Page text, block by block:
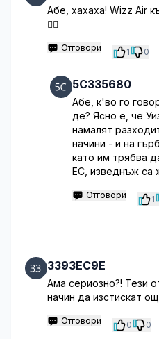
Абе, хахаха! Wizz Air
🤦‍♂️
Отговори 1 0
5C335680
Абе, к'во го
де? Ясно е, че
намалят
начини - и на
като им трябва
ЕС, изведнъж са
Отговори 1
3393EC9E
Ама сериозно?! Тези
начин да изстискат
Отговори 0 0